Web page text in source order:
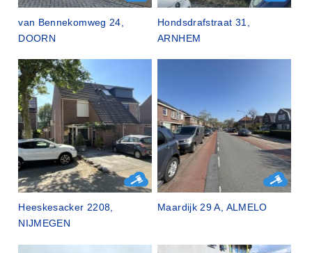
van Bennekomweg 24,
DOORN
Hondsdrafstraat 31,
ARNHEM
Heeskesacker 2208,
NIJMEGEN
Maardijk 29 A, ALMELO